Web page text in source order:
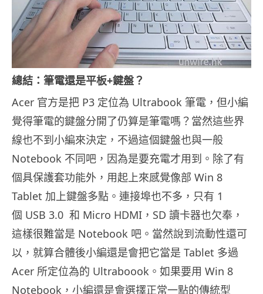
總結：筆電還是平板+鍵盤？
Acer 官方是把 P3 定位為 Ultrabook 筆電，但小編
覺得筆電的鍵盤分開了仍算是筆電嗎？當然這些界
線也不到小編來決定，不過這個鍵盤也與一般
Notebook 不同吧，因為是要充電才用到。除了有
個具保護套功能外，用起上來感覺像部 Win 8
Tablet 加上鍵盤多點。連接埠也不多，只有 1
個 USB 3.0 和 Micro HDMI，SD 讀卡器也欠奉，
這樣很難當是 Notebook 吧。當然說到流動性還可
以，就算合體後小編還是會把它當是 Tablet 多過
Acer 所定位為的 Ultraboook。如果要用 Win 8
Notebook，小編還是會選擇正常一點的傳統型